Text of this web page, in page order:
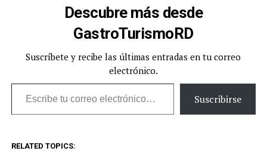
Descubre más desde
GastroTurismoRD
Suscríbete y recibe las últimas entradas en tu correo
electrónico.
Escribe tu correo electrónico…
Suscribirse
RELATED TOPICS: